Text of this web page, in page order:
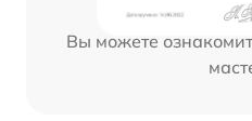
Вы можете